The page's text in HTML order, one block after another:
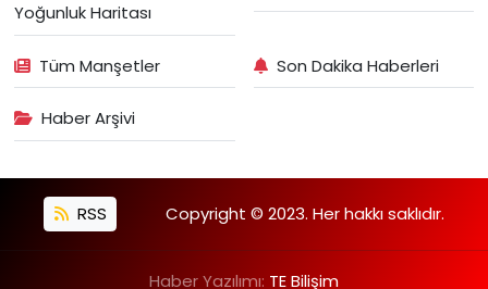
Yoğunluk Haritası
Tüm Manşetler Son Dakika Haberleri
Haber Arşivi
RSS Copyright © 2023. Her hakkı saklıdır.
Haber Yazılımı: TE Bilişim